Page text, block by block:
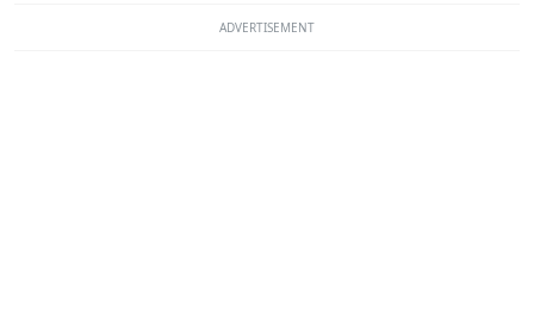
ADVERTISEMENT